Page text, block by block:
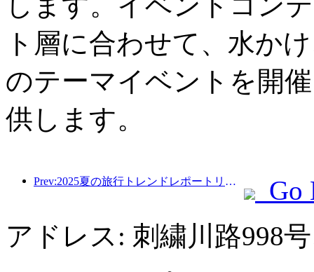
ト層に合わせて、水か
のテーマイベントを開
供します。
Prev:2025夏の旅行トレンドレポートリリース：親子の顧客ベースは60％以上を占めています
Go
アドレス: 刺繍川路998